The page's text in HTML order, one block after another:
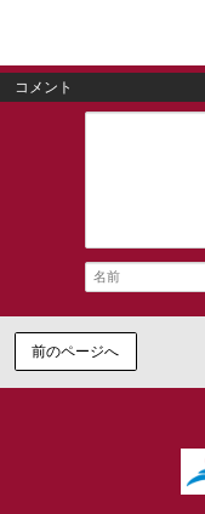
コメント
前のページへ